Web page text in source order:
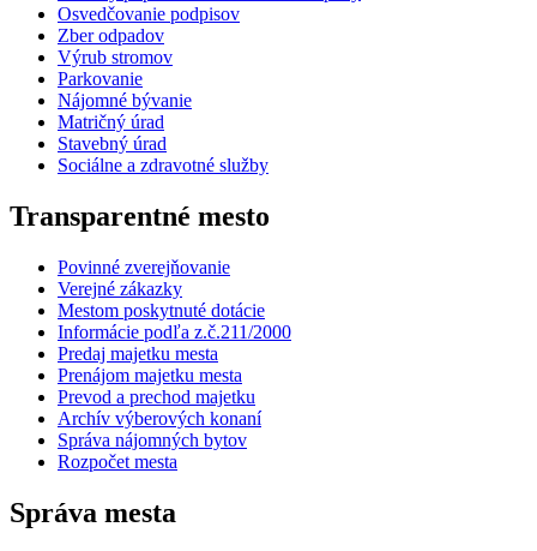
Osvedčovanie podpisov
Zber odpadov
Výrub stromov
Parkovanie
Nájomné bývanie
Matričný úrad
Stavebný úrad
Sociálne a zdravotné služby
Transparentné mesto
Povinné zverejňovanie
Verejné zákazky
Mestom poskytnuté dotácie
Informácie podľa z.č.211/2000
Predaj majetku mesta
Prenájom majetku mesta
Prevod a prechod majetku
Archív výberových konaní
Správa nájomných bytov
Rozpočet mesta
Správa mesta